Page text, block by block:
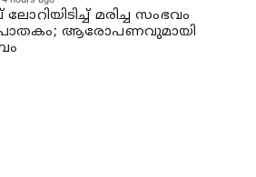
മരിച്ച സംഭവം
ആരോപണവുമായി